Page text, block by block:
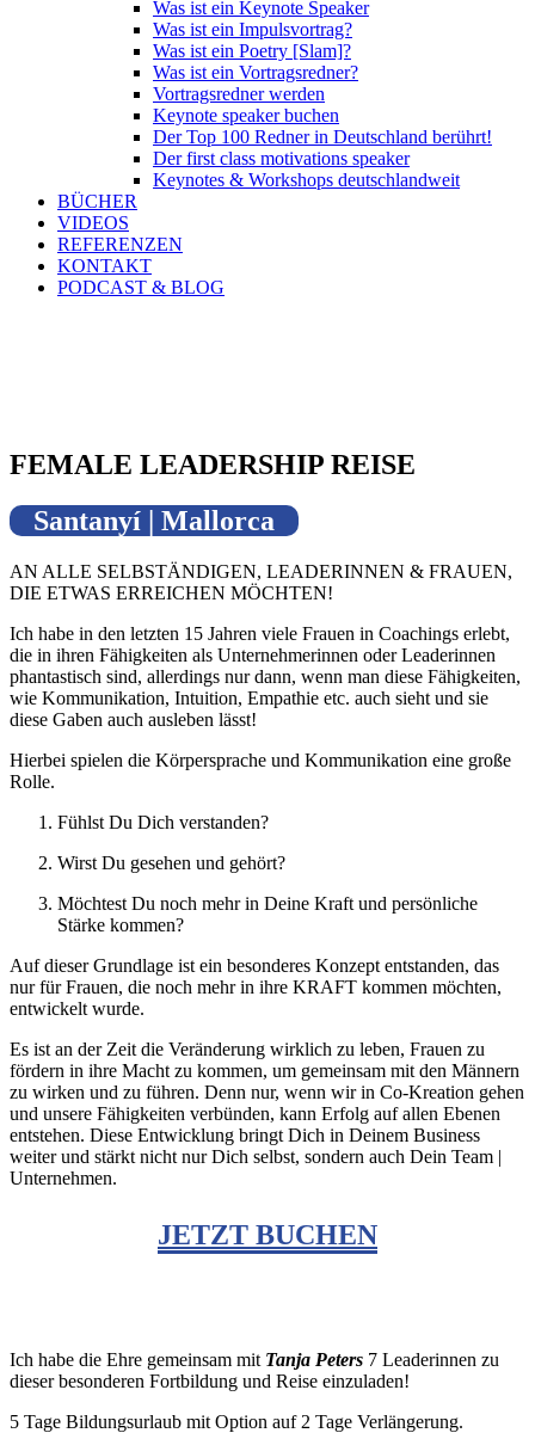
Was ist ein Keynote Speaker
Was ist ein Impulsvortrag?
Was ist ein Poetry [Slam]?
Was ist ein Vortragsredner?
Vortragsredner werden
Keynote speaker buchen
Der Top 100 Redner in Deutschland berührt!
Der first class motivations speaker
Keynotes & Workshops deutschlandweit
BÜCHER
VIDEOS
REFERENZEN
KONTAKT
PODCAST & BLOG
FEMALE LEADERSHIP REISE
Santanyí | Mallorca
AN ALLE SELBSTÄNDIGEN, LEADERINNEN & FRAUEN,
DIE ETWAS ERREICHEN MÖCHTEN!
Ich habe in den letzten 15 Jahren viele Frauen in Coachings erlebt,
die in ihren Fähigkeiten als Unternehmerinnen oder Leaderinnen
phantastisch sind, allerdings nur dann, wenn man diese Fähigkeiten,
wie Kommunikation, Intuition, Empathie etc. auch sieht und sie
diese Gaben auch ausleben lässt!
Hierbei spielen die Körpersprache und Kommunikation eine große
Rolle.
Fühlst Du Dich verstanden?
Wirst Du gesehen und gehört?
Möchtest Du noch mehr in Deine Kraft und persönliche
Stärke kommen?
Auf dieser Grundlage ist ein besonderes Konzept entstanden, das
nur für Frauen, die noch mehr in ihre KRAFT kommen möchten,
entwickelt wurde.
Es ist an der Zeit die Veränderung wirklich zu leben, Frauen zu
fördern in ihre Macht zu kommen, um gemeinsam mit den Männern
zu wirken und zu führen. Denn nur, wenn wir in Co-Kreation gehen
und unsere Fähigkeiten verbünden, kann Erfolg auf allen Ebenen
entstehen. Diese Entwicklung bringt Dich in Deinem Business
weiter und stärkt nicht nur Dich selbst, sondern auch Dein Team |
Unternehmen.
JETZT BUCHEN
Ich habe die Ehre gemeinsam mit Tanja Peters 7 Leaderinnen zu
dieser besonderen Fortbildung und Reise einzuladen!
5 Tage Bildungsurlaub mit Option auf 2 Tage Verlängerung.